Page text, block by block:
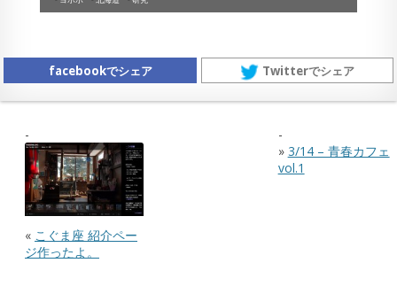
facebookでシェア Twitterでシェア
« こぐま座 紹介ペー
ジ作ったよ。
» 3/14 – 青春カフェ
vol.1